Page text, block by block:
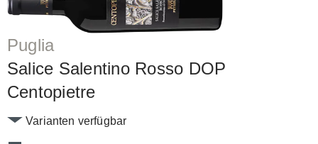
Puglia
Salice Salentino Rosso DOP
Centopietre
Varianten verfügbar